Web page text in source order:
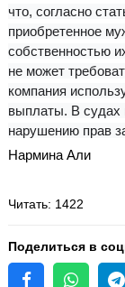
что, согласно
приобретенное
собственностью
не может
компания
выплаты. В судах
нарушению прав
Нармина Али
Читать: 1422
Поделиться в